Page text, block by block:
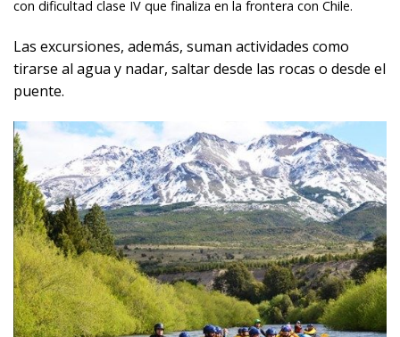
con dificultad clase IV que finaliza en la frontera con Chile.
Las excursiones, además, suman actividades como
tirarse al agua y nadar, saltar desde las rocas o desde el
puente.